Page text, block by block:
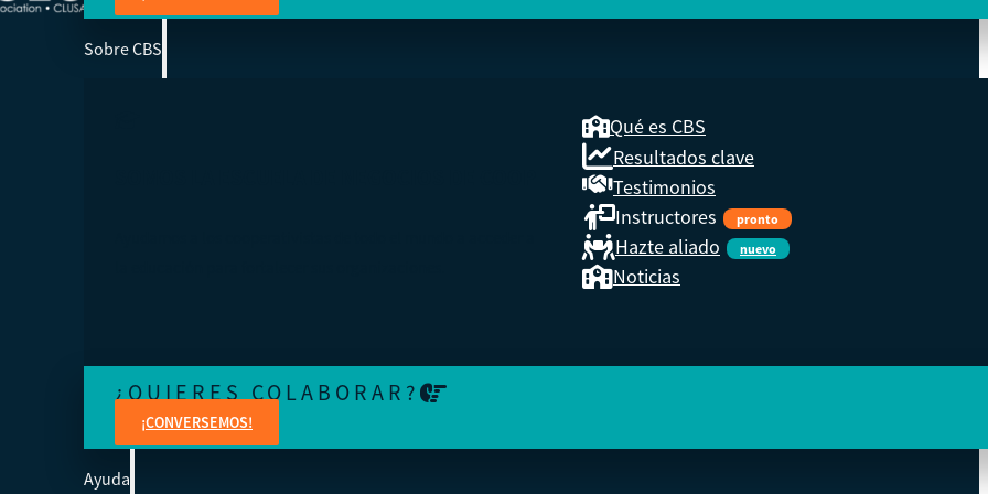
Sobre CBS
Qué es CBS
Resultados clave
Testimonios
Instructores
pronto
Hazte aliado nuevo
Noticias
¿QUIERES COLABORAR?
¡CONVERSEMOS!
Ayuda